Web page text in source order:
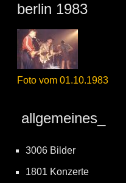
berlin 1983
Foto vom 01.10.1983
allgemeines_
3006 Bilder
1801 Konzerte